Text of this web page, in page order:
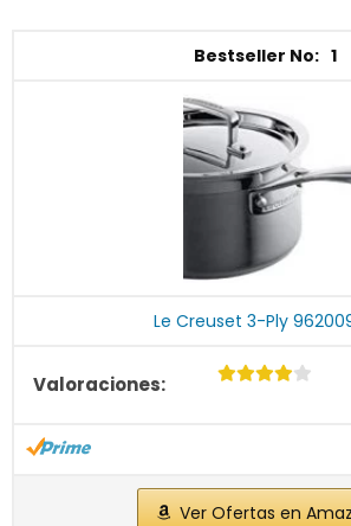
1
Le Creuset 3-Ply
Ver Ofertas en